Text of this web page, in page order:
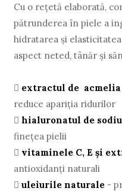
Cu o rețetă elaborată,
pătrunderea în piele a
hidratarea și
aspect neted, tânăr și
 extractul de acmelia
reduce apariția ridurilor
 hialuronatul de sodiu
finețea pielii
 vitaminele C, E și
antioxidanți naturali
 uleiurile naturale -